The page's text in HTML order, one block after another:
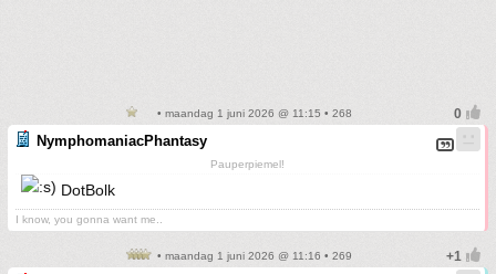
• maandag 1 juni 2026 @ 11:15 • 268
NymphomaniacPhantasy
Pauperpiemel!
DotBolk
I know, you gonna want me..
• maandag 1 juni 2026 @ 11:16 • 269